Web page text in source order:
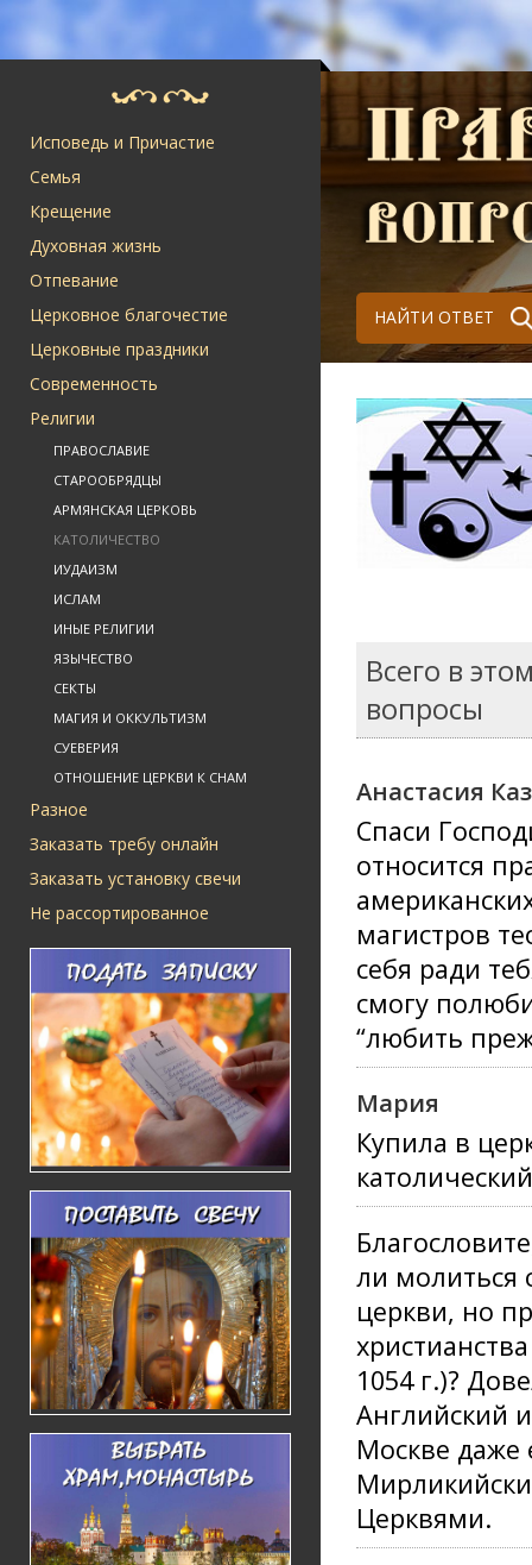
Исповедь и Причастие
Семья
Крещение
Духовная жизнь
Отпевание
Церковное благочестие
Церковные праздники
Современность
Религии
ПРАВОСЛАВИЕ
СТАРООБРЯДЦЫ
АРМЯНСКАЯ ЦЕРКОВЬ
КАТОЛИЧЕСТВО
ИУДАИЗМ
ИСЛАМ
ИНЫЕ РЕЛИГИИ
ЯЗЫЧЕСТВО
СЕКТЫ
МАГИЯ И ОККУЛЬТИЗМ
СУЕВЕРИЯ
ОТНОШЕНИЕ ЦЕРКВИ К СНАМ
Разное
Заказать требу онлайн
Заказать установку свечи
Не рассортированное
НАЙТИ ОТВЕТ
Всего в
вопросы
Анастасия
Спаси
относится
магистров
себя ради
смогу
“любить
Мария
Купила в
ли молиться
церкви, но
1054 г.)?
Английский
Москве даже
Церквями.